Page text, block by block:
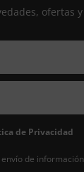
ofertas
de Privacidad
de